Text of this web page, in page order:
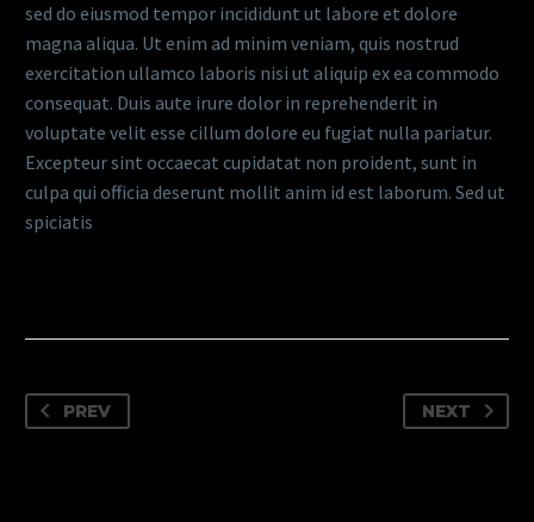
sed do eiusmod tempor incididunt ut labore et dolore
magna aliqua. Ut enim ad minim veniam, quis nostrud
exercitation ullamco laboris nisi ut aliquip ex ea commodo
consequat. Duis aute irure dolor in reprehenderit in
voluptate velit esse cillum dolore eu fugiat nulla pariatur.
Excepteur sint occaecat cupidatat non proident, sunt in
culpa qui officia deserunt mollit anim id est laborum. Sed ut
spiciatis
PREV NEXT